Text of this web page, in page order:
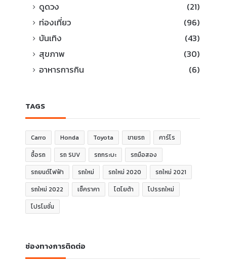
ดูดวง
(21)
ท่องเที่ยว
(96)
บันเทิง
(43)
สุขภาพ
(30)
อาหารการกิน
(6)
TAGS
Carro Honda Toyota ขายรถ
คาร์โร
ซื้อรถ
รถ SUV รถกระบะ
รถมือสอง
รถยนต์ไฟฟ้า
รถใหม่ รถใหม่ 2020
รถใหม่ 2021
รถใหม่ 2022
เช็คราคา โตโยต้า
โปรรถใหม่
โปรโมชั่น
ช่องทางการติดต่อ